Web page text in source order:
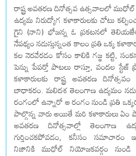
రాష్ట్ర అవతరణ దినోత్సవ ఉత్సవాలలో
ఉద్యమ నిరుద్యోగ కళాకారులకు చోటు
గైని (నాని) భోజన్న ఓ ప్రకటనలో
నేపథ్యం నడుస్తున్నంత కాలం ప్రతి ఒక్క
కల నెరవేరడం కోసం కాలికి గజ్జ కట్టి,
పెన్ను పేపర్తో పాటలు రాస్తూ, వందల స్టేజ్
కళాకారులకు రాష్ట్ర అవతరణ
బాధాకరం. మలిదశ తెలంగాణ ఉద్యమం
రంగంలో ఉన్నారో ఆ రంగం నుండి ప్రతి
పాల్గొన్న వారు అయితే మరి కళాకారులు ఏం
అవతరణ దినోత్సవాల్లో తెలంగాణ
గుర్తించకపోవడం, కనీసం సమాచారం
నిజానికి ముధోల్ నియోజకవర్గం నుండి